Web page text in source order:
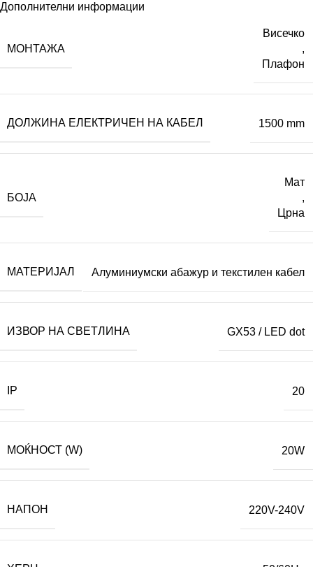
Дополнителни информации
МОНТАЖА
Висечко
,
Плафон
ДОЛЖИНА ЕЛЕКТРИЧЕН НА КАБЕЛ 1500 mm
БОЈА
Мат
,
Црна
МАТЕРИЈАЛ Алуминиумски абажур и текстилен кабел
ИЗВОР НА СВЕТЛИНА GX53 / LED dot
IP 20
МОЌНОСТ (W) 20W
НАПОН 220V-240V